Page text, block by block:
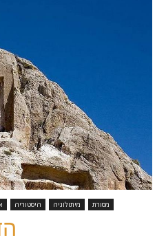
היסטוריה מיתולוגיה מסורת